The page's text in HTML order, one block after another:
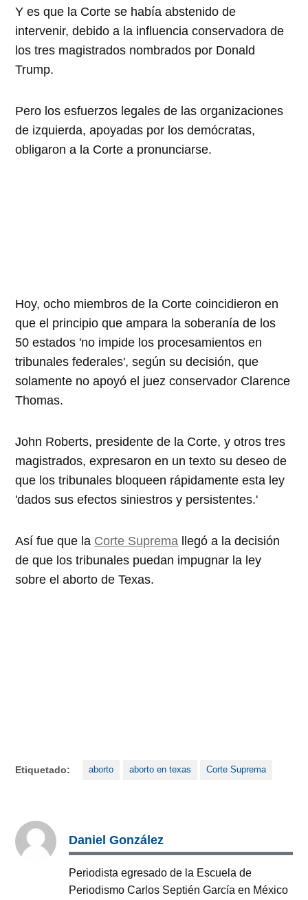
Y es que la Corte se había abstenido de
intervenir, debido a la influencia conservadora de
los tres magistrados nombrados por Donald
Trump.
Pero los esfuerzos legales de las organizaciones
de izquierda, apoyadas por los demócratas,
obligaron a la Corte a pronunciarse.
Hoy, ocho miembros de la Corte coincidieron en
que el principio que ampara la soberanía de los
50 estados 'no impide los procesamientos en
tribunales federales', según su decisión, que
solamente no apoyó el juez conservador Clarence
Thomas.
John Roberts, presidente de la Corte, y otros tres
magistrados, expresaron en un texto su deseo de
que los tribunales bloqueen rápidamente esta ley
'dados sus efectos siniestros y persistentes.'
Así fue que la Corte Suprema llegó a la decisión
de que los tribunales puedan impugnar la ley
sobre el aborto de Texas.
Etiquetado: aborto aborto en texas Corte Suprema
Daniel González
Periodista egresado de la Escuela de
Periodismo Carlos Septién García en México